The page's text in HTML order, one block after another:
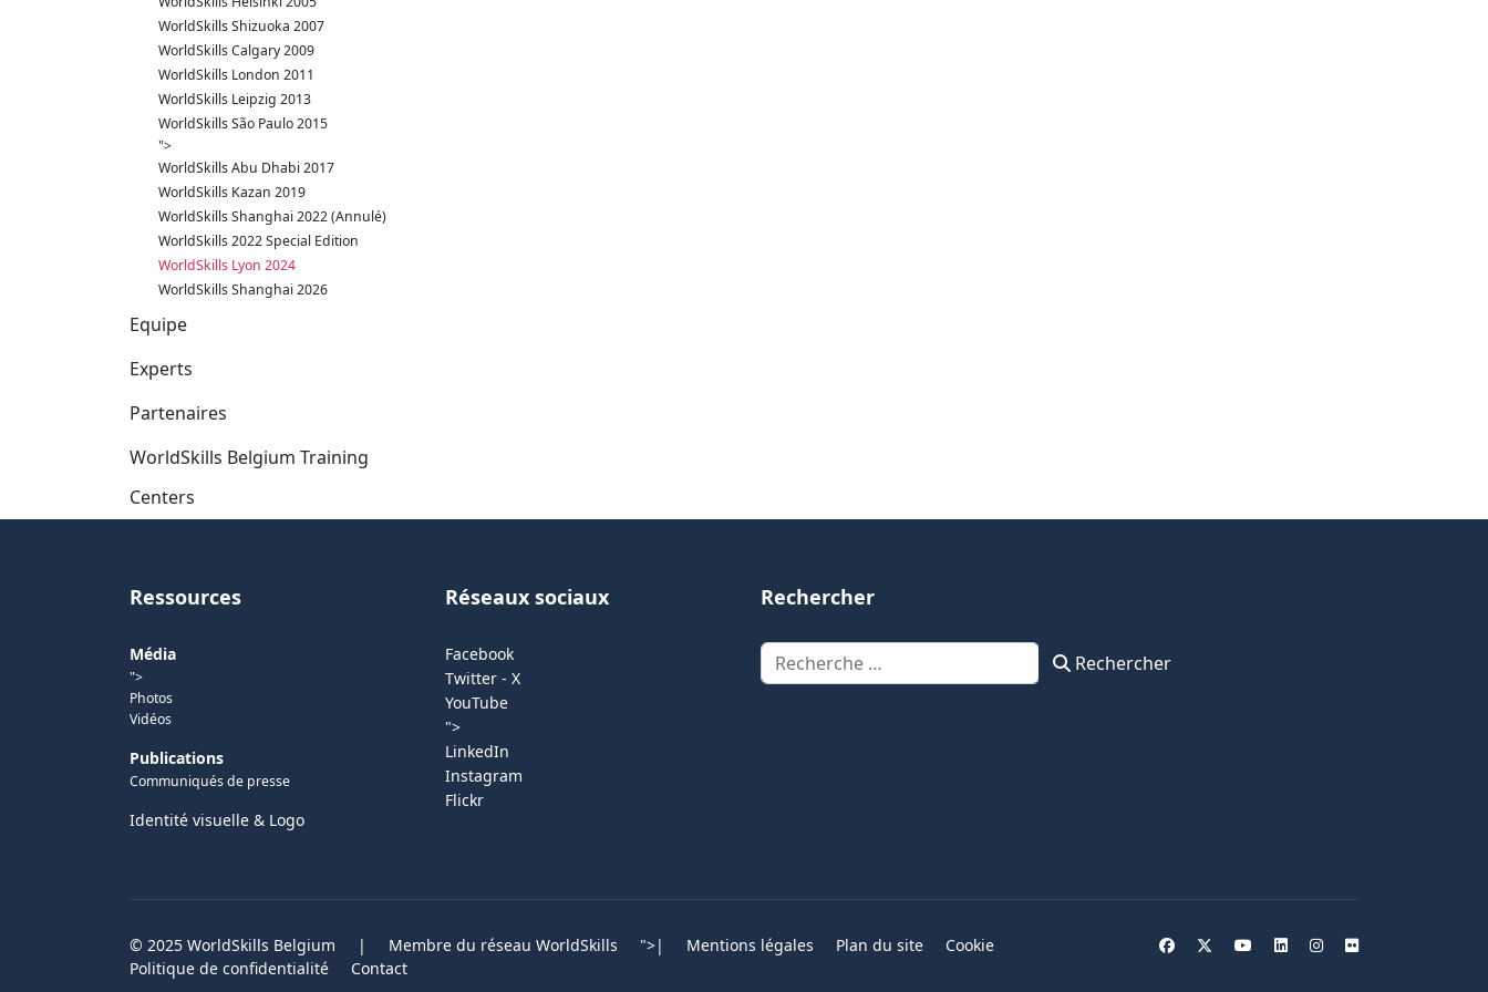
WorldSkills Shizuoka 2007
WorldSkills Calgary 2009
WorldSkills London 2011
WorldSkills Leipzig 2013
WorldSkills São Paulo 2015
">
WorldSkills Abu Dhabi 2017
WorldSkills Kazan 2019
WorldSkills Shanghai 2022 (Annulé)
WorldSkills 2022 Special Edition
WorldSkills Lyon 2024
WorldSkills Shanghai 2026
Equipe
Experts
Partenaires
WorldSkills Belgium Training
Centers
Ressources
Média
">
Photos
Vidéos
Publications
Communiqués de presse
Identité visuelle & Logo
Réseaux sociaux
Facebook
Twitter - X
YouTube
">
LinkedIn
Instagram
Flickr
Rechercher
Rechercher Rechercher
© 2025 WorldSkills Belgium | Membre du réseau WorldSkills ">| Mentions légales Plan du site
Cookie
Politique de confidentialité
Contact